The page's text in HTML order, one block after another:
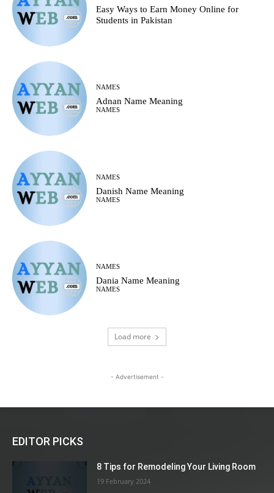
Easy Ways to Earn Money Online for
Students in Pakistan
NAMES
Adnan Name Meaning
NAMES
NAMES
Danish Name Meaning
NAMES
NAMES
Dania Name Meaning
NAMES
Load more
- Advertisement -
EDITOR PICKS
8 Tips for Remodeling Your Living Room
19 February 2024